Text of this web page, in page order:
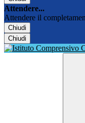
Attendere...
Attendere il
Chiudi
Chiudi